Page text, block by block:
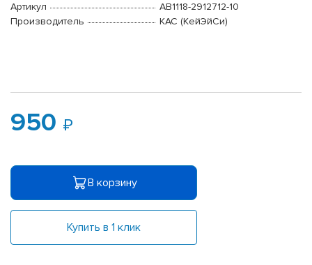
Артикул
АВ1118-2912712-10
Производитель
КАС (КейЭйСи)
950
В корзину
Купить в 1 клик